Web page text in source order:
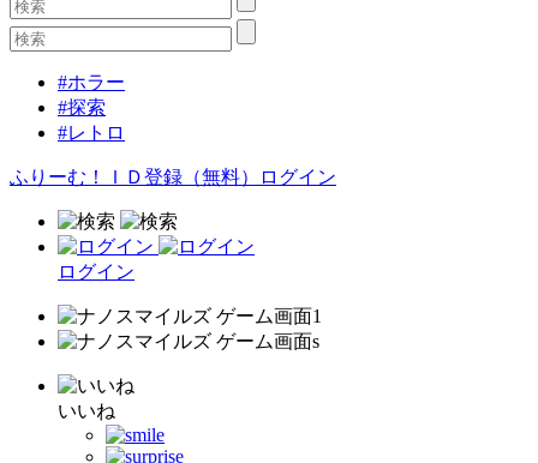
#ホラー
#探索
#レトロ
ふりーむ！ＩＤ登録（無料） ログイン
ログイン
いいね